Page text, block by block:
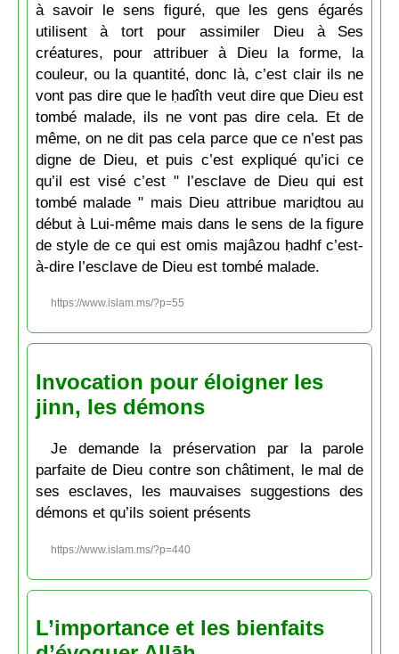
à savoir le sens figuré, que les gens égarés
utilisent à tort pour assimiler Dieu à Ses
créatures, pour attribuer à Dieu la forme, la
couleur, ou la quantité, donc là, c’est clair ils ne
vont pas dire que le ḥadîth veut dire que Dieu est
tombé malade, ils ne vont pas dire cela. Et de
même, on ne dit pas cela parce que ce n’est pas
digne de Dieu, et puis c’est expliqué qu’ici ce
qu’il est visé c’est " l’esclave de Dieu qui est
tombé malade " mais Dieu attribue mariḍtou au
début à Lui-même mais dans le sens de la figure
de style de ce qui est omis majâzou ḥadhf c’est-
à-dire l’esclave de Dieu est tombé malade.
https://www.islam.ms/?p=55
Invocation pour éloigner les
jinn, les démons
Je demande la préservation par la parole
parfaite de Dieu contre son châtiment, le mal de
ses esclaves, les mauvaises suggestions des
démons et qu’ils soient présents
https://www.islam.ms/?p=440
L’importance et les bienfaits